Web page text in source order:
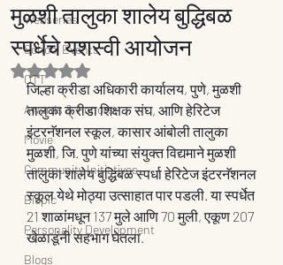
Webseries
School Events
OTT
Awards & Honors
Movie
Community Initiatives
Biopic
Personality Development
Blogs
मुळशी तालुका शालेय बुद्धिबळ
स्पर्धेचे यशस्वी आयोजन
Rated NaN out of 5 stars.
जिल्हा क्रीडा अधिकारी कार्यालय, पुणे, मुळशी
तालुका क्रीडा शिक्षक संघ, आणि हेरिटेज
इंटरनॅशनल स्कूल, कासार आंबोली तालुका
मुळशी, जि. पुणे यांच्या संयुक्त विद्यमाने मुळशी
तालुका शालेय बुद्धिबळ स्पर्धा हेरिटेज इंटरनॅशनल
स्कूल येथे मोठ्या उत्साहात पार पडली. या स्पर्धेत
21 शाळांमधून 137 मुले आणि 70 मुली, एकूण 207
खेळाडूंनी सहभाग घेतला.